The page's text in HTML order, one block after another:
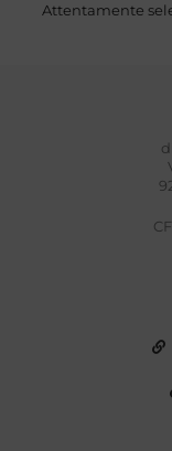
Attentamente